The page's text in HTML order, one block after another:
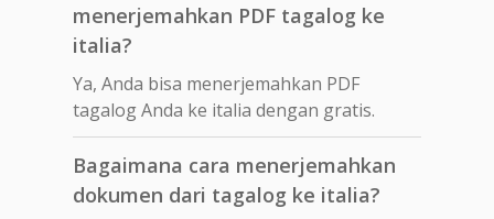
menerjemahkan PDF tagalog ke
italia?
Ya, Anda bisa menerjemahkan PDF
tagalog Anda ke italia dengan gratis.
Bagaimana cara menerjemahkan
dokumen dari tagalog ke italia?